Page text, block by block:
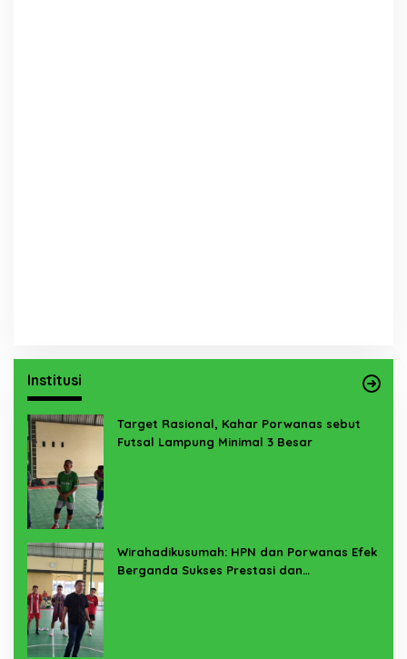
Institusi
Target Rasional, Kahar Porwanas sebut
Futsal Lampung Minimal 3 Besar
Wirahadikusumah: HPN dan Porwanas Efek
Berganda Sukses Prestasi dan